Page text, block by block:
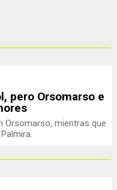
pero Orsomarso e
Orsomarso, mientras que